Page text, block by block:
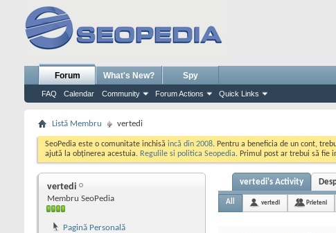
Forum
FAQ Calendar Community Forum Actions Quick Links
What's New? Spy
Listă Membru vertedi
SeoPedia este o comunitate inchisă incă din 2008. Pentru a beneficia de un cont,
ajută la obținerea acestuia. Regulile si politica Seopedia. Primul post ar trebui să fie
vertedi
Membru SeoPedia
Pagină Personală
vertedi's Activity
All vertedi Prieteni